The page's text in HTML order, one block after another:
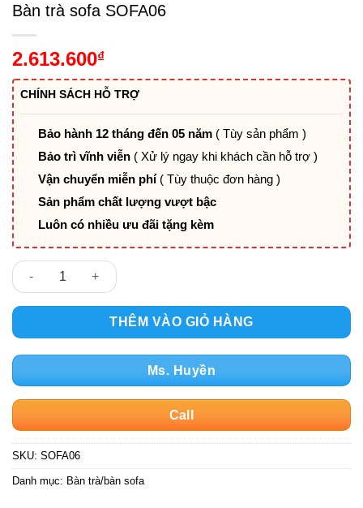
Bàn trà sofa SOFA06
2.613.600₫
CHÍNH SÁCH HỖ TRỢ
Bảo hành 12 tháng đến 05 năm ( Tùy sản phẩm )
Bảo trì vĩnh viễn ( Xử lý ngay khi khách cần hỗ trợ )
Vận chuyển miễn phí ( Tùy thuộc đơn hàng )
Sản phẩm chất lượng vượt bậc
Luôn có nhiều ưu đãi tặng kèm
Bàn trà sofa SOFA06 số lượng
THÊM VÀO GIỎ HÀNG
Ms. Huyền
Call
SKU: SOFA06
Danh mục: Bàn trà/bàn sofa